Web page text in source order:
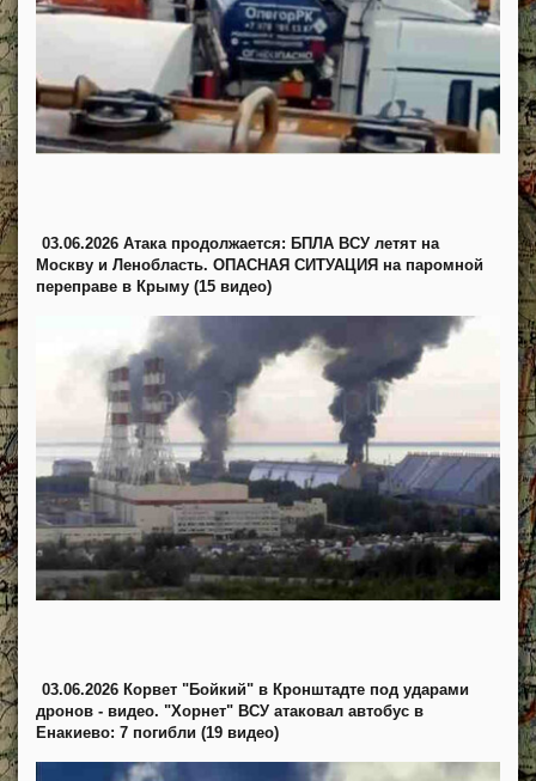
03.06.2026 Атака продолжается: БПЛА ВСУ летят на
Москву и Ленобласть. ОПАСНАЯ СИТУАЦИЯ на паромной
переправе в Крыму (15 видео)
03.06.2026 Корвет "Бойкий" в Кронштадте под ударами
дронов - видео. "Хорнет" ВСУ атаковал автобус в
Енакиево: 7 погибли (19 видео)